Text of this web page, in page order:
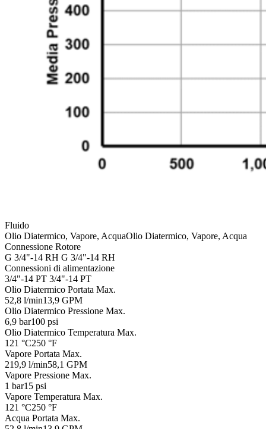
Fluido
Olio Diatermico, Vapore, AcquaOlio Diatermico, Vapore, Acqua
Connessione Rotore
G 3/4"-14 RH G 3/4"-14 RH
Connessioni di alimentazione
3/4"-14 PT 3/4"-14 PT
Olio Diatermico Portata Max.
52,8 l/min13,9 GPM
Olio Diatermico Pressione Max.
6,9 bar100 psi
Olio Diatermico Temperatura Max.
121 °C250 °F
Vapore Portata Max.
219,9 l/min58,1 GPM
Vapore Pressione Max.
1 bar15 psi
Vapore Temperatura Max.
121 °C250 °F
Acqua Portata Max.